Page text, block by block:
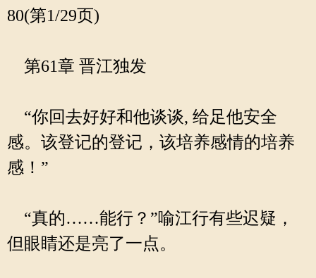
80(第1/29页)
第61章 晋江独发
“你回去好好和他谈谈, 给足他安全
感。该登记的登记，该培养感情的培养
感！”
“真的……能行？”喻江行有些迟疑，
但眼睛还是亮了一点。